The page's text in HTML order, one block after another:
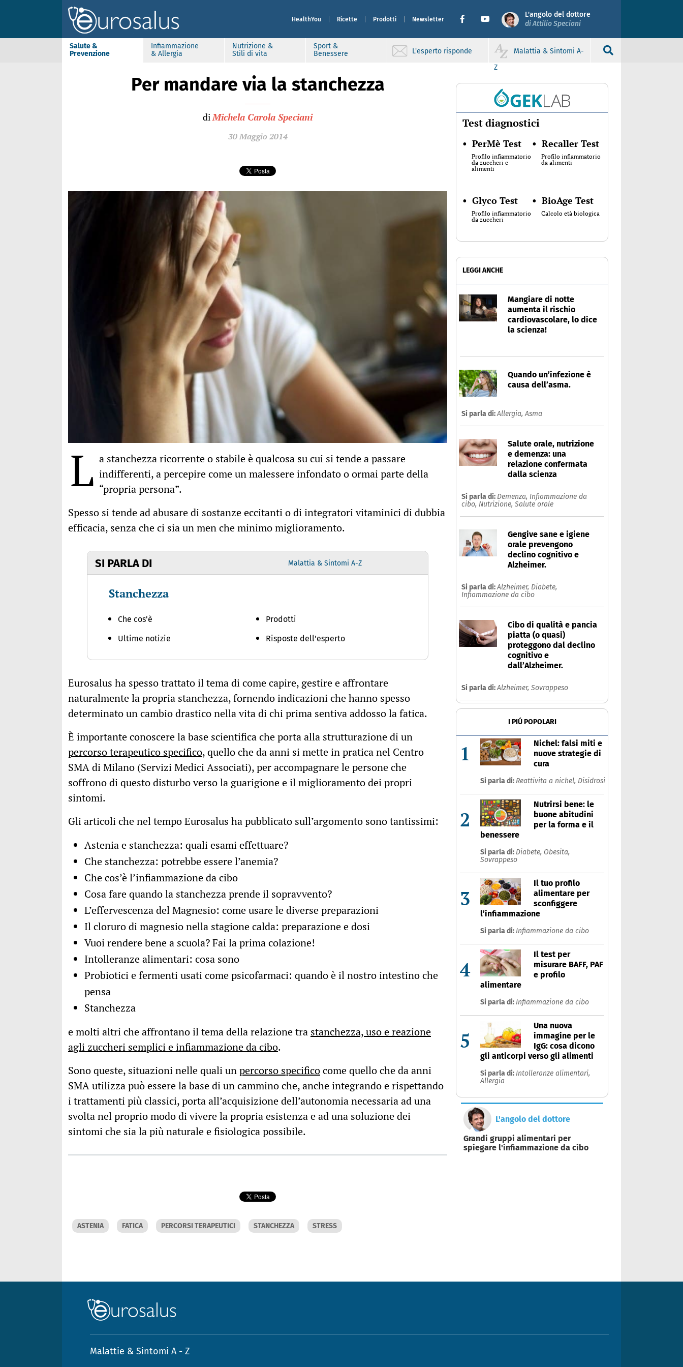
HealthYou Ricette Prodotti Newsletter
L'angolo del dottore
di Attilio Speciani
Salute &
Prevenzione
Infiammazione
& Allergia
Nutrizione &
Stili di vita
Sport &
Benessere
L'esperto risponde
Malattia & Sintomi A-
Z
Per mandare via la stanchezza
diMichela Carola Speciani
30 Maggio 2014
L a stanchezza ricorrente o stabile è qualcosa su cui si tende a passare
indifferenti, a percepire come un malessere infondato o ormai parte della
“propria persona”.
Spesso si tende ad abusare di sostanze eccitanti o di integratori vitaminici di dubbia
efficacia, senza che ci sia un men che minimo miglioramento.
SI PARLA DI Malattia & Sintomi A-Z
Stanchezza
Che cos'è
Ultime notizie
Prodotti
Risposte dell'esperto
Eurosalus ha spesso trattato il tema di come capire, gestire e affrontare
naturalmente la propria stanchezza, fornendo indicazioni che hanno spesso
determinato un cambio drastico nella vita di chi prima sentiva addosso la fatica.
È importante conoscere la base scientifica che porta alla strutturazione di un
percorso terapeutico specifico, quello che da anni si mette in pratica nel Centro
SMA di Milano (Servizi Medici Associati), per accompagnare le persone che
soffrono di questo disturbo verso la guarigione e il miglioramento dei propri
sintomi.
Gli articoli che nel tempo Eurosalus ha pubblicato sull’argomento sono tantissimi:
Astenia e stanchezza: quali esami effettuare?
Che stanchezza: potrebbe essere l’anemia?
Che cos’è l’infiammazione da cibo
Cosa fare quando la stanchezza prende il sopravvento?
L’effervescenza del Magnesio: come usare le diverse preparazioni
Il cloruro di magnesio nella stagione calda: preparazione e dosi
Vuoi rendere bene a scuola? Fai la prima colazione!
Intolleranze alimentari: cosa sono
Probiotici e fermenti usati come psicofarmaci: quando è il nostro intestino che
pensa
Stanchezza
e molti altri che affrontano il tema della relazione tra stanchezza, uso e reazione
agli zuccheri semplici e infiammazione da cibo.
Sono queste, situazioni nelle quali unpercorso specificocome quello che da anni
SMA utilizza può essere la base di un cammino che, anche integrando e rispettando
i trattamenti più classici, porta all’acquisizione dell’autonomia necessaria ad una
svolta nel proprio modo di vivere la propria esistenza e ad una soluzione dei
sintomi che sia la più naturale e fisiologica possibile.
ASTENIA FATICA PERCORSI TERAPEUTICI STANCHEZZA STRESS
Test diagnostici
• PerMè Test
Profilo infiammatorio
da zuccheri e
alimenti
• Recaller Test
Profilo infiammatorio
da alimenti
• Glyco Test
Profilo infiammatorio
da zuccheri
• BioAge Test
Calcolo età biologica
LEGGI ANCHE
Mangiare di notte
aumenta il rischio
cardiovascolare, lo dice
la scienza!
Quando un’infezione è
causa dell’asma.
Si parla di:Allergia,Asma
Salute orale, nutrizione
e demenza: una
relazione confermata
dalla scienza
Si parla di: Demenza, Infiammazione da
cibo, Nutrizione, Salute orale
Gengive sane e igiene
orale prevengono
declino cognitivo e
Alzheimer.
Si parla di:Alzheimer, Diabete,
Infiammazione da cibo
Cibo di qualità e pancia
piatta (o quasi)
proteggono dal declino
cognitivo e
dall’Alzheimer.
Si parla di:Alzheimer, Sovrappeso
I PIÚ POPOLARI
1
Nichel: falsi miti e
nuove strategie di
cura
Si parla di: Reattivita a nichel, Disidrosi
2
Nutrirsi bene: le
buone abitudini
per la forma e il
benessere
Si parla di: Diabete, Obesita,
Sovrappeso
3
Il tuo profilo
alimentare per
sconfiggere
l’infiammazione
Si parla di: Infiammazione da cibo
4
Il test per
misurare BAFF, PAF
e profilo
alimentare
Si parla di: Infiammazione da cibo
5
Una nuova
immagine per le
IgG: cosa dicono
gli anticorpi verso gli alimenti
Si parla di: Intolleranze alimentari,
Allergia
L'angolo del dottore
Grandi gruppi alimentari per
spiegare l'infiammazione da cibo
Malattie & Sintomi A - Z